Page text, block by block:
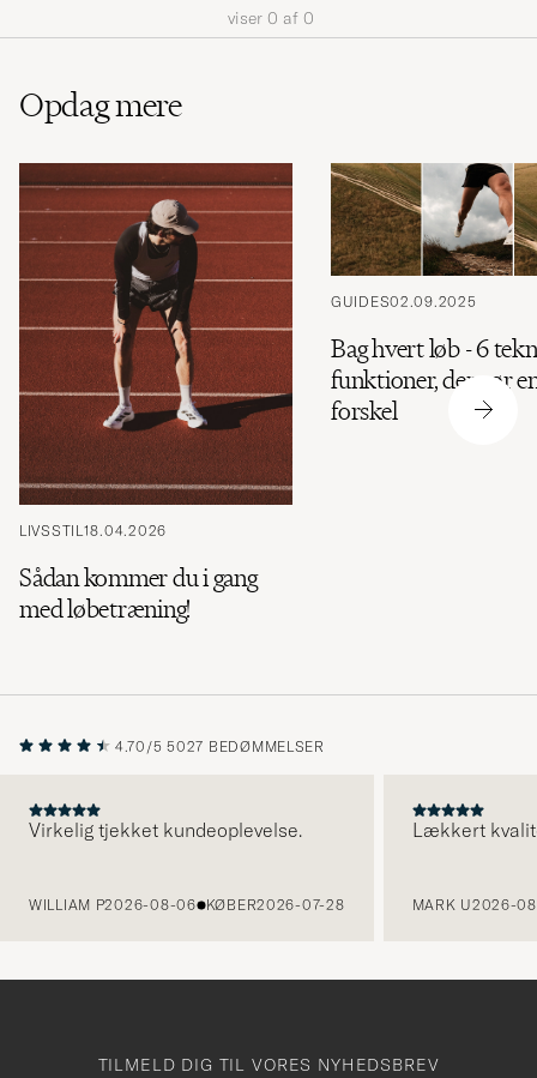
er
mere
udvalg
til
dig.
viser 0 af 0
Opdag mere
LIVSSTIL18.04.2026
Sådan kommer du i gang
med løbetræning!
GUIDES02.09.2025
Bag hvert løb - 6
funktioner, der gør
forskel
4.70/5 5027 BEDØMMELSER
Virkelig tjekket kundeoplevelse.
WILLIAM P2026-08-06 KØBER2026-07-28
Lækkert
MARK U2026-
TILMELD DIG TIL VORES NYHEDSBREV